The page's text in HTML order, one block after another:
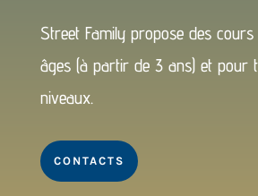
Street Family propose des
âges (à partir de 3 ans) et pour
niveaux.
CONTACTS